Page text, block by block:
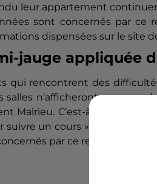
leur appartement
sont concernés par ce
dispensées sur le site
jauge appliquée
qui rencontrent des
salles n’afficheront pas
Malrieu. C’est-à-dire que
suivre un cours » complète
par ce retour des